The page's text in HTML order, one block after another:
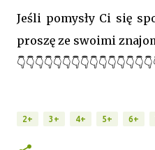
Jeśli pomysły Ci się
proszę ze swoimi
2+ 3+ 4+ 5+ 6+